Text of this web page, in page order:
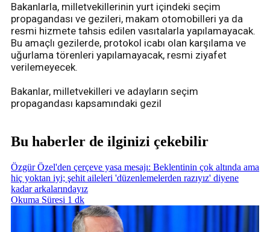
Bakanlarla, milletvekillerinin yurt içindeki seçim
propagandası ve gezileri, makam otomobilleri ya da
resmi hizmete tahsis edilen vasıtalarla yapılamayacak.
Bu amaçlı gezilerde, protokol icabı olan karşılama ve
uğurlama törenleri yapılamayacak, resmi ziyafet
verilemeyecek.
Bakanlar, milletvekilleri ve adayların seçim
propagandası kapsamındaki gezil
Bu haberler de ilginizi çekebilir
Özgür Özel'den çerçeve yasa mesajı: Beklentinin çok altında ama
hiç yoktan iyi; şehit aileleri 'düzenlemelerden razıyız' diyene
kadar arkalarındayız
Okuma Süresi 1 dk